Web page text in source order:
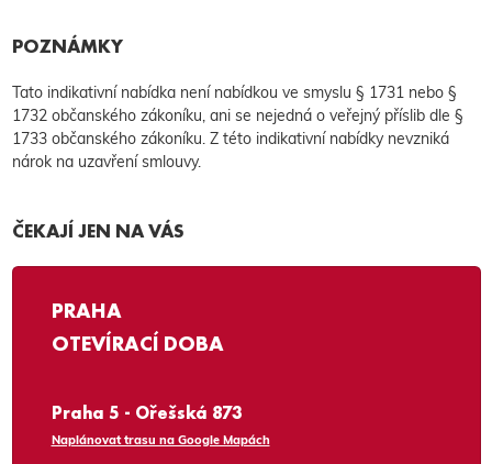
POZNÁMKY
Tato indikativní nabídka není nabídkou ve smyslu § 1731 nebo §
1732 občanského zákoníku, ani se nejedná o veřejný příslib dle §
1733 občanského zákoníku. Z této indikativní nabídky nevzniká
nárok na uzavření smlouvy.
ČEKAJÍ JEN NA VÁS
PRAHA
OTEVÍRACÍ DOBA
Praha 5 - Ořešská 873
Naplánovat trasu na Google Mapách